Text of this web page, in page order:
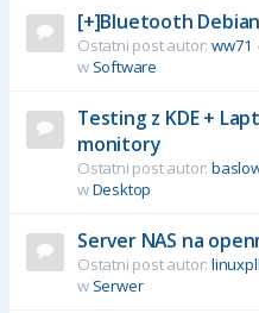
[+]Bluetooth Debian
Ostatni post autor: ww71
w Software
Testing z KDE +
monitory
Ostatni post autor:
wDesktop
Server NAS na
Ostatni post autor:
w Serwer